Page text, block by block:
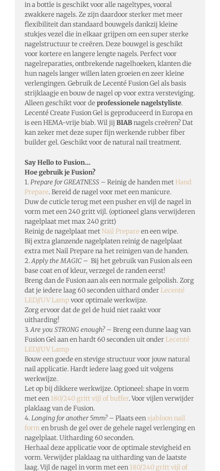
in a bottle is geschikt voor alle nageltypes, vooral
zwakkere nagels. Ze zijn daardoor sterker met meer
flexibiliteit dan standaard bouwgels dankzij kleine
stukjes vezel die in elkaar grijpen om een super sterke
nagelstructuur te creëren. Deze bouwgel is geschikt
voor kortere en langere lengte nagels. Perfect voor
nagelreparaties, ontbrekende nagelhoeken, klanten die
hun nagels langer willen laten groeien en zeer kleine
verlengingen. Gebruik de Lecenté Fusion Gel als basis
strijklaagje en bouw de nagel op voor extra versteviging.
Alleen geschikt voor deprofessionele nagelstyliste.
Lecenté Create Fusion Gel is geproduceerd in Europa en
is een HEMA-vrije biab. Wil jij BIABnagels creëren? Dat
kan zeker met deze super fijn werkende rubber fiber
builder gel. Geschikt voor de natural nail treatment.
Say Hello to Fusion…
Hoe gebruik je Fusion?
1.Prepare for GREATNESS – Reinig de handen metHand
Prepare. Bereid de nagel voor met een manicure.
Duw de cuticle terug met een pusher en vijl de nagel in
vorm met een 240 gritt vijl. (optioneel glans verwijderen
nagelplaat met max 240 gritt)
Reinig de nagelplaat metNail Prepare en een wipe.
Bij extra glanzende nagelplaten reinig de nagelplaat
extra met Nail Prepare na het reinigen van de handen.
2.Apply the MAGIC – Bij het gebruik van Fusion als een
base coat en of kleur, verzegel de randen eerst!
Breng dan de Fusion aan als een normale gelpolish. Zorg
dat je iedere laag 60 seconden uithard onderLecenté
LED//UV Lampvoor optimale werkwijze.
Zorg ervoor dat de gel de huid niet raakt voor
uitharding!
3.Are you STRONG enough? – Breng een dunne laag van
Fusion Gel aan en hardt 60 seconden uit onderLecenté
LED//UV Lamp
Bouw een goede en stevige structuur voor jouw natural
nail applicatie. Hardt iedere laag goed uit volgens
werkwijze.
Let op bij dikkere werkwijze. Optioneel: shape in vorm
met een 180/240 gritt vijl of buffer. Voor vijlen verwijder
plaklaag van de Fusion.
4.Longing for another 5mm? – Plaats eensjabloon nail
formen brush de gel over de gehele nagel verlenging en
nagelplaat. Uitharding 60 seconden.
Herhaal deze applicatie voor de optimale stevigheid en
vorm. Verwijder plaklaag na uitharding van de laatste
laag. Vijl de nagel in vorm met een 180/240 gritt vijl of